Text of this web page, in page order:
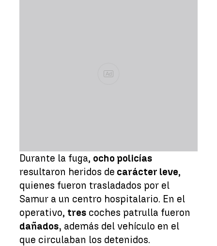
Ad
Durante la fuga, ocho policías
resultaron heridos de carácter leve,
quienes fueron trasladados por el
Samur a un centro hospitalario. En el
operativo, tres coches patrulla fueron
dañados, además del vehículo en el
que circulaban los detenidos.